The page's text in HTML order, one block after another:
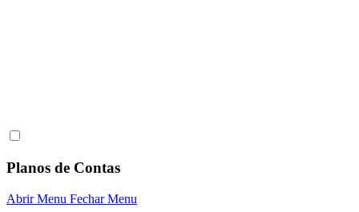
Planos de Contas
Abrir Menu Fechar Menu